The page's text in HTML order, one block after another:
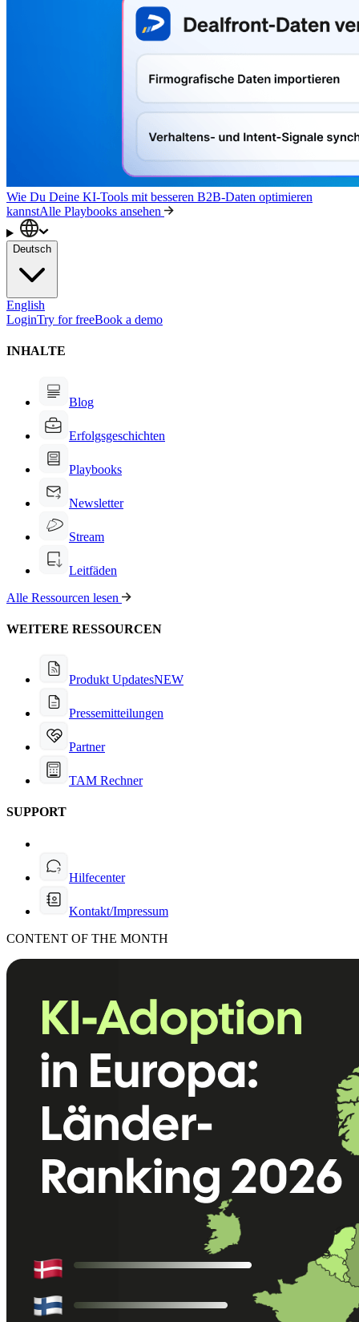
Wie Du Deine KI-Tools mit besseren B2B-Daten optimieren
kannstAlle Playbooks ansehen
Deutsch
English
LoginTry for freeBook a demo
INHALTE
Blog
Erfolgsgeschichten
Playbooks
Newsletter
Stream
Leitfäden
Alle Ressourcen lesen
WEITERE RESSOURCEN
Produkt UpdatesNEW
Pressemitteilungen
Partner
TAM Rechner
SUPPORT
Hilfecenter
Kontakt/Impressum
CONTENT OF THE MONTH